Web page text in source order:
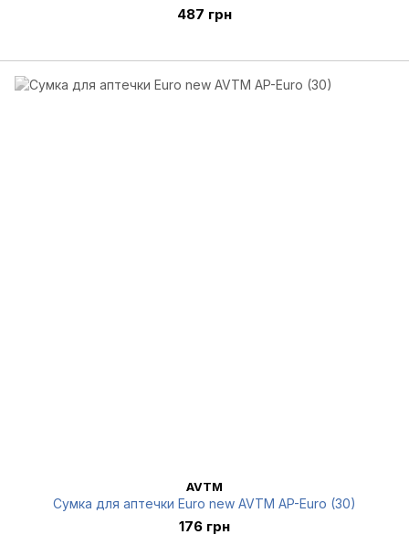
487 грн
AVTM
Сумка для аптечки Euro new AVTM AP-Euro (30)
176 грн